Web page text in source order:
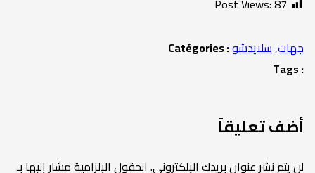
Catégories : جهات,سلايدشو
Tags :
أضف تعليقاً
لن يتم نشر عنوان بريدك الإلكتروني. الحقول الإلزامية مشار إليها بـ